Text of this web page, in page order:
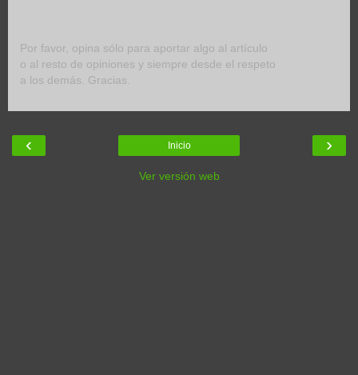
Por favor, opina sólo para aportar algo al artículo
o al resto de opiniones y siempre desde el respeto
a los demás. Gracias.
‹ ›
Inicio
Ver versión web